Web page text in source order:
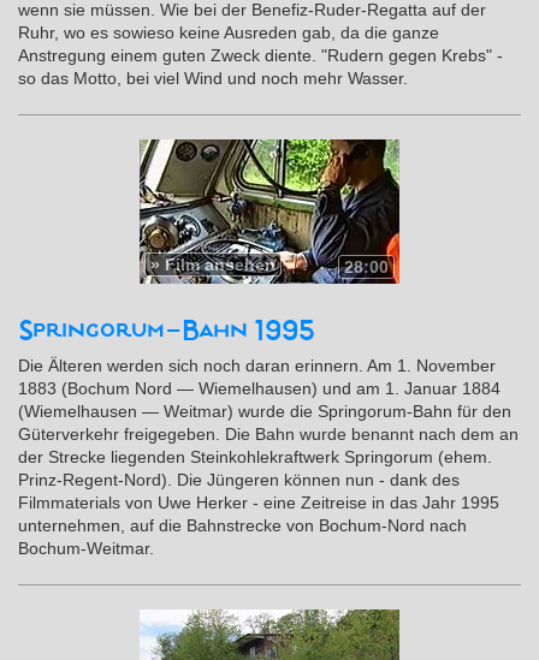
wenn sie müssen. Wie bei der Benefiz-Ruder-Regatta auf der
Ruhr, wo es sowieso keine Ausreden gab, da die ganze
Anstregung einem guten Zweck diente. "Rudern gegen Krebs" -
so das Motto, bei viel Wind und noch mehr Wasser.
28:00
» Film ansehen
Springorum-Bahn 1995
Die Älteren werden sich noch daran erinnern. Am 1. November
1883 (Bochum Nord — Wiemelhausen) und am 1. Januar 1884
(Wiemelhausen — Weitmar) wurde die Springorum-Bahn für den
Güterverkehr freigegeben. Die Bahn wurde benannt nach dem an
der Strecke liegenden Steinkohlekraftwerk Springorum (ehem.
Prinz-Regent-Nord). Die Jüngeren können nun - dank des
Filmmaterials von Uwe Herker - eine Zeitreise in das Jahr 1995
unternehmen, auf die Bahnstrecke von Bochum-Nord nach
Bochum-Weitmar.